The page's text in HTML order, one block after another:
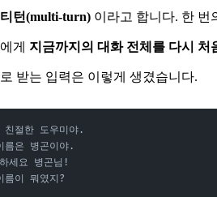
턴(multi-turn) 이라고 합니다. 한 번
게 지금까지의 대화 전체를 다시 처
받는 입력은 이렇게 생겼습니다.
절한 도우미야.
은 병곤이야.
세요 병곤님!
이 뭐였지?